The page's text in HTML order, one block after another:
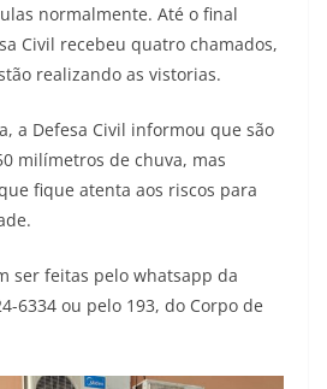
normalmente. Até o final
Civil recebeu quatro chamados,
realizando as vistorias.
a Defesa Civil informou que são
milímetros de chuva, mas
fique atenta aos riscos para
ser feitas pelo whatsapp da
6334 ou pelo 193, do Corpo de